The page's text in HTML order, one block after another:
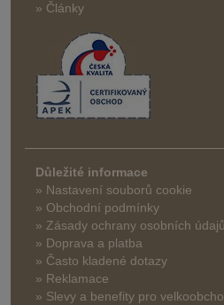
» Články
Důležité informace
» Nastavení souborů cookie
» Obchodní podmínky
» Zásady ochrany osobních údajů
» Doprava a platba
» Často kladené dotazy
» Reklamace
» Slevy a benefity pro